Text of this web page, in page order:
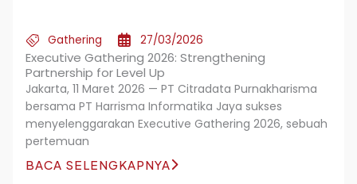
Gathering 27/03/2026
Executive Gathering 2026: Strengthening
Partnership for Level Up
Jakarta, 11 Maret 2026 — PT Citradata Purnakharisma
bersama PT Harrisma Informatika Jaya sukses
menyelenggarakan Executive Gathering 2026, sebuah
pertemuan
BACA SELENGKAPNYA